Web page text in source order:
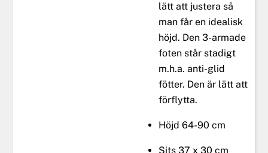
lätt att justera så
man får en idealisk
höjd. Den 3-armade
foten står stadigt
m.h.a. anti-glid
fötter. Den är lätt att
förflytta.
Höjd 64-90 cm
Sits 37 x 30 cm